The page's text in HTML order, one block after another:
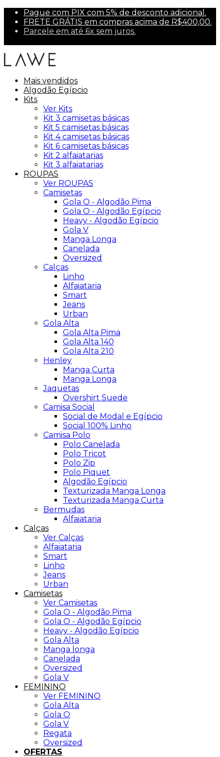
Pague com PIX com 5% de desconto adicional.
FRETE GRÁTIS em compras acima de R$400,00.
Parcele em até 6x sem juros.
Mais vendidos
Algodão Egípcio
Kits
Ver Kits
Kit 3 camisetas básicas
Kit 5 camisetas básicas
Kit 4 camisetas básicas
Kit 6 camisetas básicas
Kit 2 alfaiatarias
Kit 3 alfaiatarias
ROUPAS
Ver ROUPAS
Camisetas
Gola O - Algodão Pima
Gola O - Algodão Egípcio
Heavy - Algodão Egípcio
Gola V
Manga Longa
Canelada
Oversized
Calças
Linho
Alfaiataria
Smart
Jeans
Urban
Gola Alta
Gola Alta Pima
Gola Alta 140
Gola Alta 210
Henley
Manga Curta
Manga Longa
Jaquetas
Overshirt Suede
Camisa Social
Social de Modal e Egípcio
Social 100% Linho
Camisa Polo
Polo Canelada
Polo Tricot
Polo Zip
Polo Piquet
Algodão Egípcio
Texturizada Manga Longa
Texturizada Manga Curta
Bermudas
Alfaiataria
Calças
Ver Calças
Alfaiataria
Smart
Linho
Jeans
Urban
Camisetas
Ver Camisetas
Gola O - Algodão Pima
Gola O - Algodão Egípcio
Heavy - Algodão Egípcio
Gola Alta
Manga longa
Canelada
Oversized
Gola V
FEMININO
Ver FEMININO
Gola Alta
Gola O
Gola V
Regata
Oversized
OFERTAS